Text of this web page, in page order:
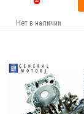
Нет в наличии